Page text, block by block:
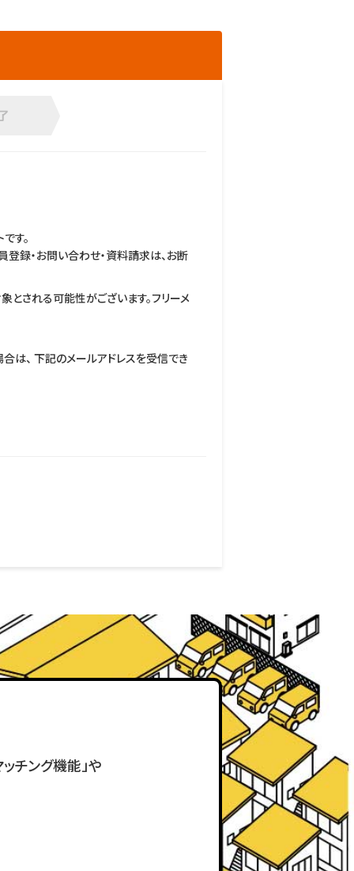
す。
録・お問い合わせ・資料請求は、お断
される可能性がございます。フリーメ
は、 下記のメールアドレスを受信でき
チング機能」や